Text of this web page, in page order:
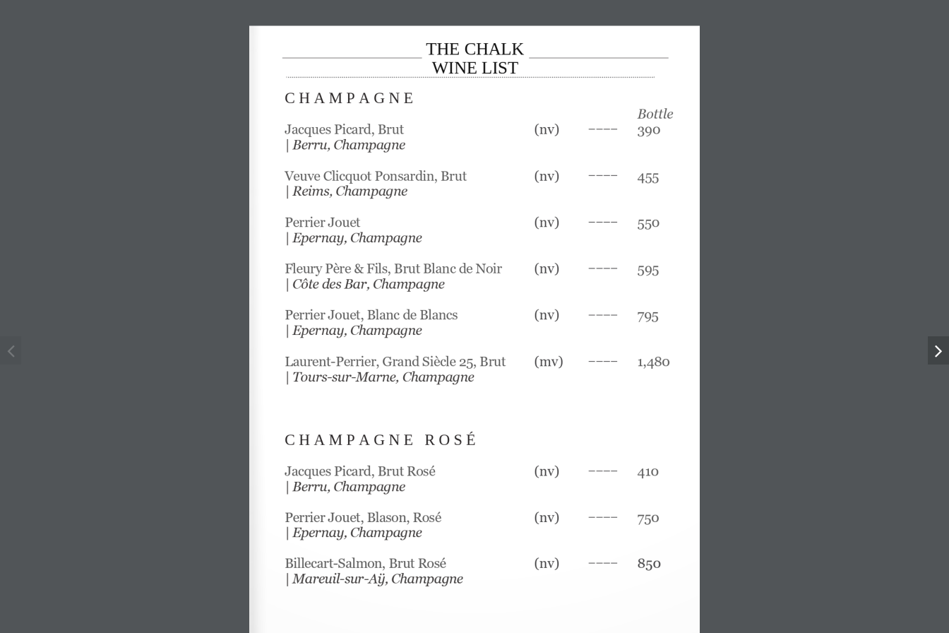
THE CHALK
WINE LIST
C H A M P A G N E
Bottle
Jacques Picard, Brut (nv) ––––
390
| Berru, Champagne
Veuve Clicquot Ponsardin, Brut (nv) –––– 455
| Reims, Champagne
Perrier Jouet (nv) ––––
550
| Epernay, Champagne
Fleury Père & Fils, Brut Blanc de Noir (nv) –––– 595
Côte des Bar, Champagne
Perrier Jouet, Blanc de Blancs (nv) –––– 795
| Epernay, Champagne
Laurent-Perrier, Grand Siècle 25, Brut (mv) –––– 1,480
Tours-sur-Marne, Champagne
C H A M P A G N E   R O S É
Jacques Picard, Brut Rosé (nv) ––––
410
| Berru, Champagne
Perrier Jouet, Blason, Rosé (nv) ––––
750
| Epernay, Champagne
Billecart-Salmon, Brut Rosé (nv) –––– 850
| Mareuil-sur-Aÿ, Champagne